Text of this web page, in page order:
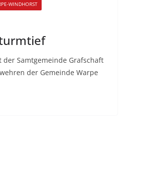
WINDHORST
Samtgemeinde Grafschaft
der Gemeinde Warpe